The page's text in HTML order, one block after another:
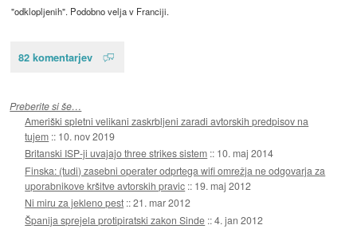
"odklopljenih". Podobno velja v Franciji.
82 komentarjev
Preberite si še…
Ameriški spletni velikani zaskrbljeni zaradi avtorskih predpisov na
tujem :: 10. nov 2019
Britanski ISP-ji uvajajo three strikes sistem :: 10. maj 2014
Finska: (tudi) zasebni operater odprtega wifi omrežja ne odgovarja za
uporabnikove kršitve avtorskih pravic :: 19. maj 2012
Ni miru za jekleno pest ::21. mar 2012
Španija sprejela protipiratski zakon Sinde ::4. jan 2012